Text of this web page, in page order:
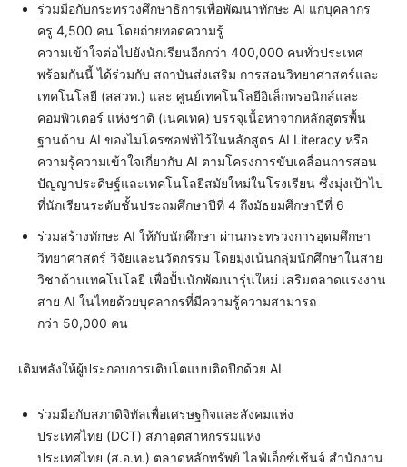
ร่วมมือกับกระทรวงศึกษาธิการเพื่อพัฒนาทักษะ AI แก่บุคลากร
ครู 4,500 คน โดยถ่ายทอดความรู้
ความเข้าใจต่อไปยังนักเรียนอีกกว่า 400,000 คนทั่วประเทศ
พร้อมกันนี้ ได้ร่วมกับ สถาบันส่งเสริม การสอนวิทยาศาสตร์และ
เทคโนโลยี (สสวท.) และ ศูนย์เทคโนโลยีอิเล็กทรอนิกส์และ
คอมพิวเตอร์ แห่งชาติ (เนคเทค) บรรจุเนื้อหาจากหลักสูตรพื้น
ฐานด้าน AI ของไมโครซอฟท์ไว้ในหลักสูตร AI Literacy หรือ
ความรู้ความเข้าใจเกี่ยวกับ AI ตามโครงการขับเคลื่อนการสอน
ปัญญาประดิษฐ์และเทคโนโลยีสมัยใหม่ในโรงเรียน ซึ่งมุ่งเป้าไป
ที่นักเรียนระดับชั้นประถมศึกษาปีที่ 4 ถึงมัธยมศึกษาปีที่ 6
ร่วมสร้างทักษะ AI ให้กับนักศึกษา ผ่านกระทรวงการอุดมศึกษา
วิทยาศาสตร์ วิจัยและนวัตกรรม โดยมุ่งเน้นกลุ่มนักศึกษาในสาย
วิชาด้านเทคโนโลยี เพื่อปั้นนักพัฒนารุ่นใหม่ เสริมตลาดแรงงาน
สาย AI ในไทยด้วยบุคลากรที่มีความรู้ความสามารถ
กว่า 50,000 คน
เติมพลังให้ผู้ประกอบการเติบโตแบบติดปีกด้วย AI
ร่วมมือกับสภาดิจิทัลเพื่อเศรษฐกิจและสังคมแห่ง
ประเทศไทย (DCT) สภาอุตสาหกรรมแห่ง
ประเทศไทย (ส.อ.ท.) ตลาดหลักทรัพย์ ไลฟ์เอ็กซ์เช้นจ์ สำนักงาน